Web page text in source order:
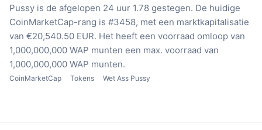
Pussy is de afgelopen 24 uur 1.78 gestegen. De huidige
CoinMarketCap-rang is #3458, met een marktkapitalisatie
van €20,540.50 EUR. Het heeft een voorraad omloop van
1,000,000,000 WAP munten een max. voorraad van
1,000,000,000 WAP munten.
CoinMarketCap Tokens Wet Ass Pussy